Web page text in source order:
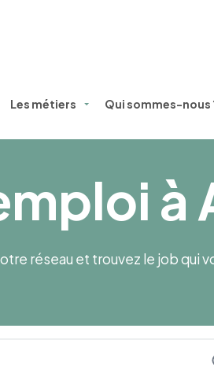
Les métiers Qui sommes-nous
à
réseau et trouvez le job qui